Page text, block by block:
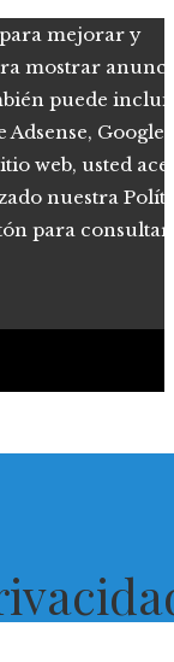
mejorar y
mostrar
puede
Google
web, usted
nuestra
para consultar